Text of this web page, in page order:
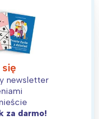
się
newsletter
za darmo!
Śląsk
Kraków
Południe
Północ
Wszystkie